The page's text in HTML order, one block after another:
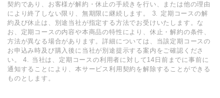
契約であり、お客様が解約・休⽌の⼿続きを⾏い、または他の理由
により終了しない限り、無期限に継続します。 3. 定期コースの解
約及び休⽌は、別途当社が指定する⽅法でお受けいたします。な
お、定期コースの内容や本商品の特性により、休⽌・解約の条件、
⽅法が異なる場合があります。詳細については、当該定期コースの
お申込み時及び購⼊後に当社が別途提⽰する案内をご確認くださ
い。 4. 当社は、定期コースの利⽤者に対して14⽇前までに事前に
通知することにより、本サービス利⽤契約を解除することができる
ものとします。